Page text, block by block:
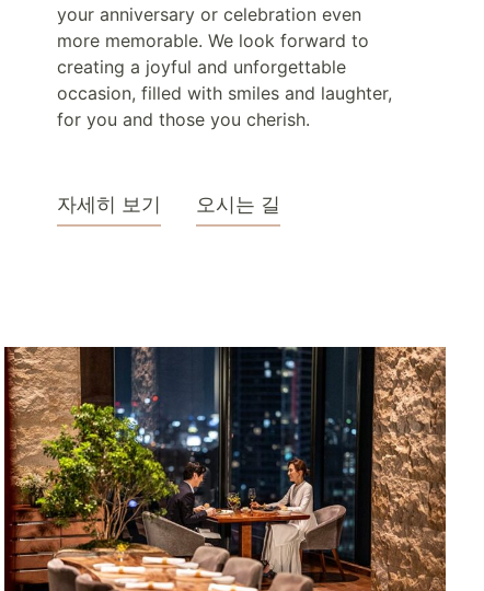
your anniversary or celebration even
more memorable. We look forward to
creating a joyful and unforgettable
occasion, filled with smiles and laughter,
for you and those you cherish.
자세히 보기 오시는 길